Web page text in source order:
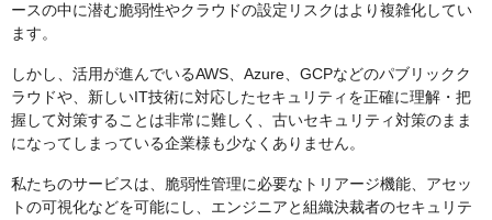
ースの中に潜む脆弱性やクラウドの設定リスクはより複雑化してい
ます。
しかし、活用が進んでいるAWS、Azure、GCPなどのパブリックク
ラウドや、新しいIT技術に対応したセキュリティを正確に理解・把
握して対策することは非常に難しく、古いセキュリティ対策のまま
になってしまっている企業様も少なくありません。
私たちのサービスは、脆弱性管理に必要なトリアージ機能、アセッ
トの可視化などを可能にし、エンジニアと組織決裁者のセキュリテ